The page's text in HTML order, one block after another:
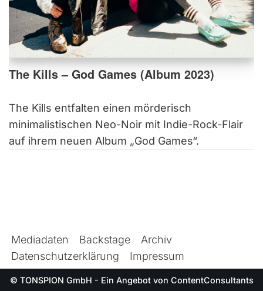
The Kills – God Games (Album 2023)
The Kills entfalten einen mörderisch
minimalistischen Neo-Noir mit Indie-Rock-Flair
auf ihrem neuen Album „God Games“.
Mediadaten Backstage
Archiv
Datenschutzerklärung
Impressum
© TONSPION GmbH - Ein Angebot von ContentConsultants